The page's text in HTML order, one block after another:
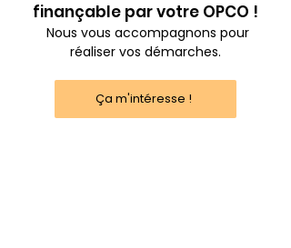
finançable par votre OPCO !
Nous vous accompagnons pour
réaliser vos démarches.
Ça m'intéresse !